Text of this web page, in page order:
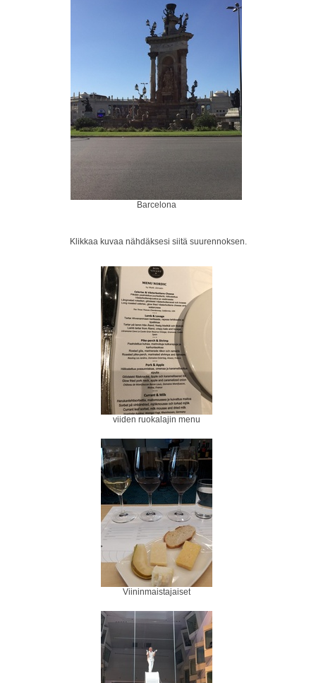
Barcelona
Klikkaa kuvaa nähdäksesi siitä suurennoksen.
viiden ruokalajin menu
Viininmaistajaiset